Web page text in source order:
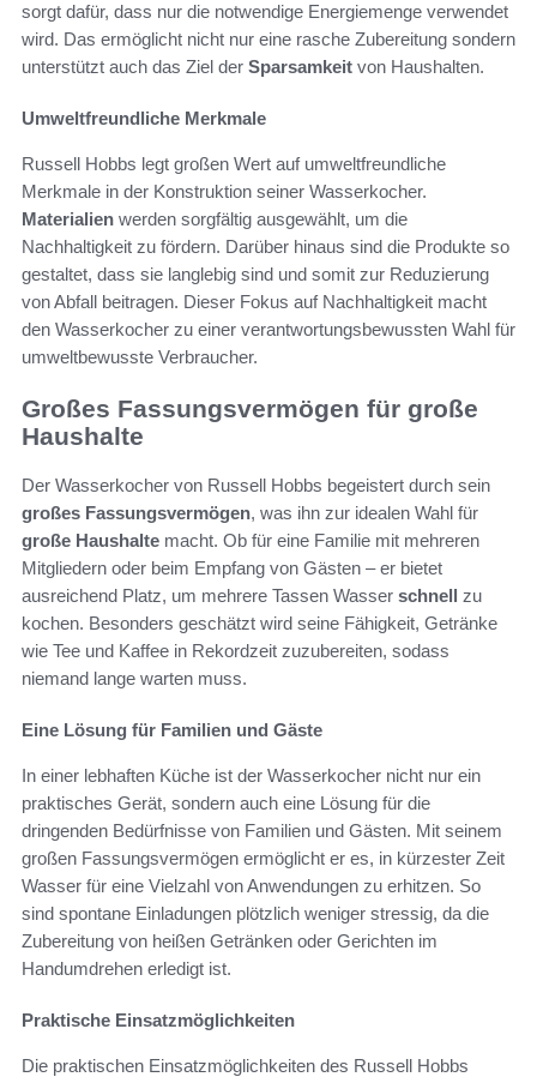
sorgt dafür, dass nur die notwendige Energiemenge verwendet
wird. Das ermöglicht nicht nur eine rasche Zubereitung sondern
unterstützt auch das Ziel der Sparsamkeit von Haushalten.
Umweltfreundliche Merkmale
Russell Hobbs legt großen Wert auf umweltfreundliche
Merkmale in der Konstruktion seiner Wasserkocher.
Materialien werden sorgfältig ausgewählt, um die
Nachhaltigkeit zu fördern. Darüber hinaus sind die Produkte so
gestaltet, dass sie langlebig sind und somit zur Reduzierung
von Abfall beitragen. Dieser Fokus auf Nachhaltigkeit macht
den Wasserkocher zu einer verantwortungsbewussten Wahl für
umweltbewusste Verbraucher.
Großes Fassungsvermögen für große
Haushalte
Der Wasserkocher von Russell Hobbs begeistert durch sein
großes Fassungsvermögen, was ihn zur idealen Wahl für
große Haushalte macht. Ob für eine Familie mit mehreren
Mitgliedern oder beim Empfang von Gästen – er bietet
ausreichend Platz, um mehrere Tassen Wasser schnell zu
kochen. Besonders geschätzt wird seine Fähigkeit, Getränke
wie Tee und Kaffee in Rekordzeit zuzubereiten, sodass
niemand lange warten muss.
Eine Lösung für Familien und Gäste
In einer lebhaften Küche ist der Wasserkocher nicht nur ein
praktisches Gerät, sondern auch eine Lösung für die
dringenden Bedürfnisse von Familien und Gästen. Mit seinem
großen Fassungsvermögen ermöglicht er es, in kürzester Zeit
Wasser für eine Vielzahl von Anwendungen zu erhitzen. So
sind spontane Einladungen plötzlich weniger stressig, da die
Zubereitung von heißen Getränken oder Gerichten im
Handumdrehen erledigt ist.
Praktische Einsatzmöglichkeiten
Die praktischen Einsatzmöglichkeiten des Russell Hobbs